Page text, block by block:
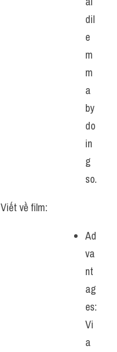
dil
e
m
m
a
by
do
in
g
so.
Viết về film:
Ad
va
nt
ag
es:
Vi
a